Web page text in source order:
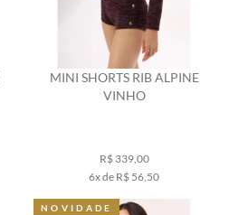
MINI SHORTS RIB ALPINE
VINHO
R$ 339,00
6x de R$ 56,50
NOVIDADE